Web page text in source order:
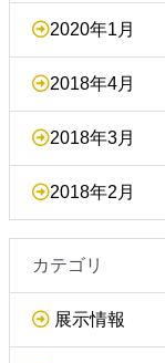
2020年1月
2018年4月
2018年3月
2018年2月
カテゴリ
展示情報